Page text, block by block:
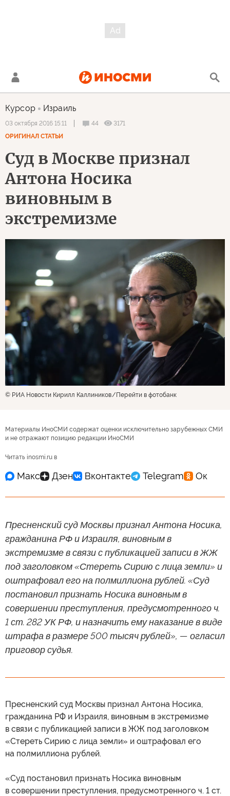
Курсор Израиль
03 октября 2016 15:11 44
3171
ОРИГИНАЛ СТАТЬИ
Суд в Москве признал
Антона Носика
виновным в
экстремизме
© РИА Новости Кирилл Каллиников Перейти в фотобанк
Материалы ИноСМИ содержат оценки исключительно зарубежных СМИ
и не отражают позицию редакции ИноСМИ
Читать inosmi.ru в
Пресненский суд Москвы признал Антона Носика,
гражданина РФ и Израиля, виновным в
экстремизме в связи с публикацией записи в ЖЖ
под заголовком «Стереть Сирию с лица земли» и
оштрафовал его на полмиллиона рублей. «Суд
постановил признать Носика виновным в
совершении преступления, предусмотренного ч.
1 ст. 282 УК РФ, и назначить ему наказание в виде
штрафа в размере 500 тысяч рублей», — огласил
приговор судья.
Пресненский суд Москвы признал Антона Носика,
гражданина РФ и Израиля, виновным в экстремизме
в связи с публикацией записи в ЖЖ под заголовком
«Стереть Сирию с лица земли» и оштрафовал его
на полмиллиона рублей.
«Суд постановил признать Носика виновным
в совершении преступления, предусмотренного ч. 1 ст.